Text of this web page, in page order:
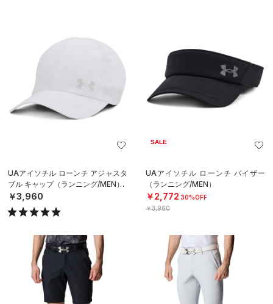
UAアイソチル ローンチ アジャスタ
ブル キャップ（ランニング/MEN）
￥3,960
SALE
UAアイソチル ローンチ バイザー
（ランニング/MEN）
￥2,772 30%OFF
￥3,960